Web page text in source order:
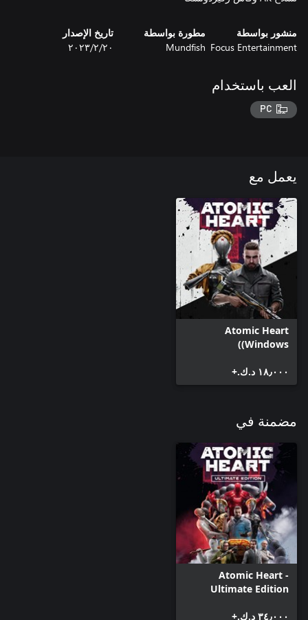
منشور بواسطة
Focus Entertainment
مطورة بواسطة
Mundfish
تاريخ الإصدار
٢٠‏/٢‏/٢٠٢٣
العب باستخدام
PC
يعمل مع
Atomic Heart
(Windows)
١٨٫٠٠٠ د.ك.‏+
مضمنة في
Atomic Heart -
Ultimate Edition
٣٤٫٠٠٠ د.ك.‏+